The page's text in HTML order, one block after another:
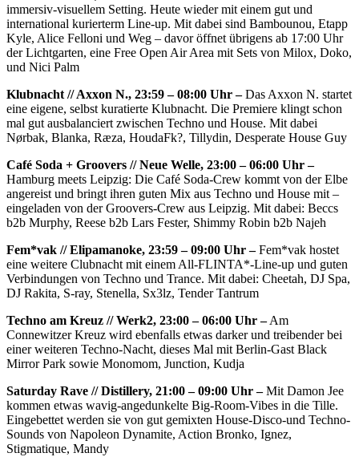
immersiv-visuellem Setting. Heute wieder mit einem gut und
international kurierterm Line-up. Mit dabei sind Bambounou, Etapp
Kyle, Alice Felloni und Weg – davor öffnet übrigens ab 17:00 Uhr
der Lichtgarten, eine Free Open Air Area mit Sets von Milox, Doko,
und Nici Palm
Klubnacht // Axxon N., 23:59 – 08:00 Uhr –Das Axxon N. startet
eine eigene, selbst kuratierte Klubnacht. Die Premiere klingt schon
mal gut ausbalanciert zwischen Techno und House. Mit dabei
Nørbak, Blanka, Ræza, HoudaFk?, Tillydin, Desperate House Guy
Café Soda + Groovers // Neue Welle, 23:00 – 06:00 Uhr –
Hamburg meets Leipzig: Die Café Soda-Crew kommt von der Elbe
angereist und bringt ihren guten Mix aus Techno und House mit –
eingeladen von der Groovers-Crew aus Leipzig. Mit dabei: Beccs
b2b Murphy, Reese b2b Lars Fester, Shimmy Robin b2b Najeh
Fem*vak // Elipamanoke, 23:59 – 09:00 Uhr –Fem*vak hostet
eine weitere Clubnacht mit einem All-FLINTA*-Line-up und guten
Verbindungen von Techno und Trance. Mit dabei: Cheetah, DJ Spa,
DJ Rakita, S-ray, Stenella, Sx3lz, Tender Tantrum
Techno am Kreuz // Werk2, 23:00 – 06:00 Uhr –Am
Connewitzer Kreuz wird ebenfalls etwas darker und treibender bei
einer weiteren Techno-Nacht, dieses Mal mit Berlin-Gast Black
Mirror Park sowie Monomom, Junction, Kudja
Saturday Rave // Distillery, 21:00 – 09:00 Uhr –Mit Damon Jee
kommen etwas wavig-angedunkelte Big-Room-Vibes in die Tille.
Eingebettet werden sie von gut gemixten House-Disco-und Techno-
Sounds von Napoleon Dynamite, Action Bronko, Ignez,
Stigmatique, Mandy